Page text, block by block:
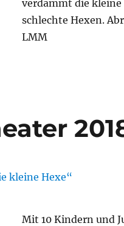
verdammt die kleine
schlechte Hexen.
LMM
Mit 10 Kindern und